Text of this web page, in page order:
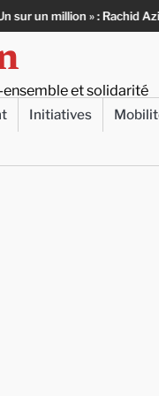
» : Rachid Azizi,
et solidarité
Initiatives